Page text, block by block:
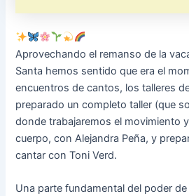
Aprovechando el remanso de la
Santa hemos sentido que era el
encuentros de cantos, los talleres
preparado un completo taller (que
donde trabajaremos el movimiento
cuerpo, con Alejandra Peña, y
cantar con Toni Verd.
Una parte fundamental del poder